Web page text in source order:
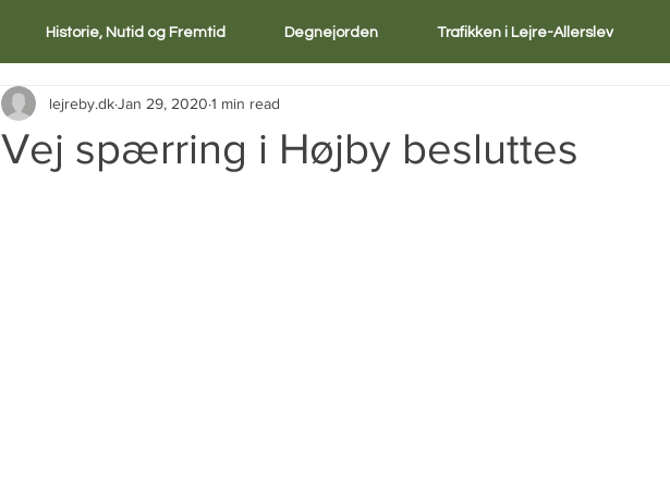
Historie, Nutid og Fremtid Degnejorden Trafikken i Lejre-Allerslev
Vej spærring i Højby besluttes
lejreby.dkJan 29, 2020 1 min read